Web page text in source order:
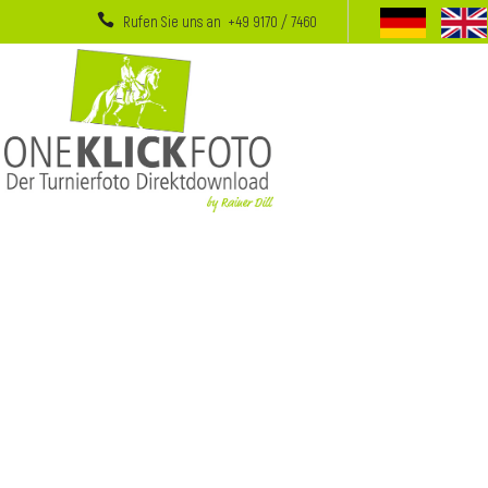
Rufen Sie uns an +49 9170 / 7460